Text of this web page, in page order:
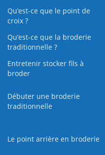
Qu’est-ce que le point de
croix ?
Qu’est-ce que la broderie
traditionnelle ?
Entretenir stocker fils à
broder
Débuter une broderie
traditionnelle
Le point arrière en broderie